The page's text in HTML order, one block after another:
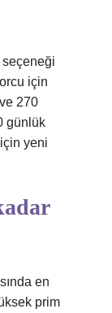
için
270
günlük
yeni
en
prim